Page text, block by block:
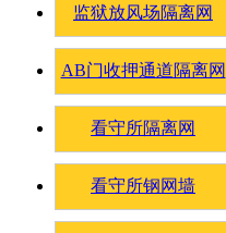
监狱放风场隔离网
AB门收押通道隔离网
看守所隔离网
看守所钢网墙